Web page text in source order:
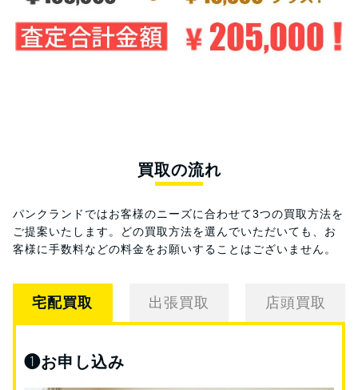
買取の流れ
パンクランドではお客様のニーズに合わせて3つの買取方法を
ご提案いたします。
どの買取方法を選んでいただいても、お
客様に手数料などの料金をお願いすることはございません。
宅配買取 出張買取 店頭買取
❶お申し込み